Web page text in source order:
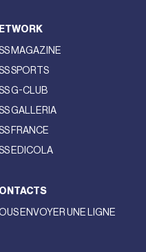
100 000 euros, a été
de WSN, dans la
gestion d'une croissance
à lui remporté le
de 100 000 euros. La
d'experts de la mode
2026.